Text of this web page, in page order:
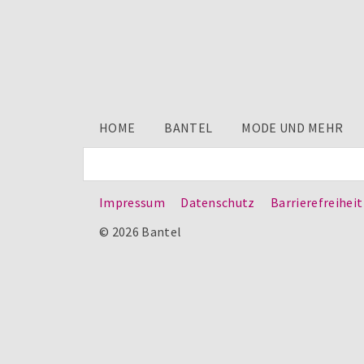
HOME BANTEL MODE UND MEHR
Impressum Datenschutz
Barrierefreiheit
© 2026 Bantel